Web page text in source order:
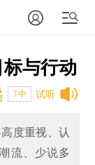
与行动
试听
T中
度重视、认
流、少说多